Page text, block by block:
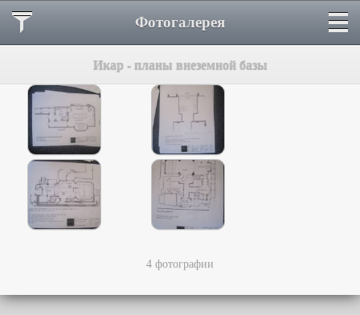
Фотогалерея
Икар - планы внеземной базы
4 фотографии